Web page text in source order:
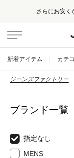
さらにお安く
新着アイテム カテ
ジーンズファクトリー
ブランド一覧
指定なし
MENS